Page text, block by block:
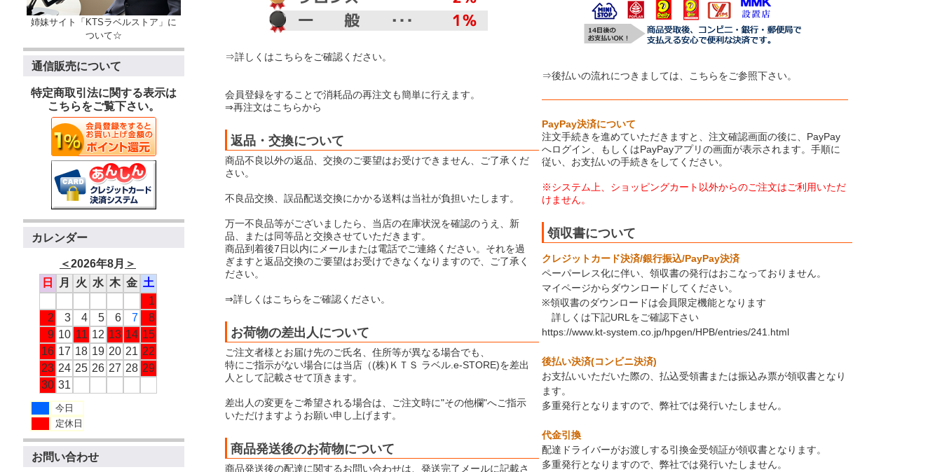
姉妹サイト「KTSラベルストア」に
ついて☆
通信販売について
特定商取引法に関する表示は
こちらをご覧下さい。
カレンダー
＜2026年8月 ＞
日
月 火 水 木 金 土
1
2
3 4 5 6 7
8
9 10 11 12 13 14 15
16 17 18 19 20 21 22
23 24 25 26 27 28 29
30 31
今日
定休日
お問い合わせ
⇒詳しくはこちらをご確認ください。
会員登録をすることで消耗品の再注文も簡単に行えます。
⇒再注文はこちらから
返品・交換について
商品不良以外の返品、交換のご要望はお受けできません、ご了承くだ
さい。
不良品交換、誤品配送交換にかかる送料は当社が負担いたします。
万一不良品等がございましたら、当店の在庫状況を確認のうえ、新
品、または同等品と交換させていただきます。
商品到着後7日以内にメールまたは電話でご連絡ください。それを過
ぎますと返品交換のご要望はお受けできなくなりますので、ご了承く
ださい。
⇒詳しくはこちらをご確認ください。
お荷物の差出人について
ご注文者様とお届け先のご氏名、住所等が異なる場合でも、
特にご指示がない場合には当店（(株)ＫＴＳ ラベル.e-STORE)を差出
人として記載させて頂きます。
差出人の変更をご希望される場合は、ご注文時に"その他欄"へご指示
いただけますようお願い申し上げます。
商品発送後のお荷物について
商品発送後の配達に関するお問い合わせは、発送完了メールに記載さ
⇒後払いの流れにつきましては、こちらをご参照下さい。
PayPay決済について
注文手続きを進めていただきますと、注文確認画面の後に、PayPay
へログイン、もしくはPayPayアプリの画面が表示されます。手順に
従い、お支払いの手続きをしてください。
※システム上、ショッピングカート以外からのご注文はご利用いただ
けません。
領収書について
クレジットカード決済/銀行振込/PayPay決済
ペーパーレス化に伴い、領収書の発行はおこなっておりません。
マイページからダウンロードしてください。
※領収書のダウンロードは会員限定機能となります
詳しくは下記URLをご確認下さい
https://www.kt-system.co.jp/hpgen/HPB/entries/241.html
後払い決済(コンビニ決済)
お支払いいただいた際の、払込受領書または振込み票が領収書となり
ます。
多重発行となりますので、弊社では発行いたしません。
代金引換
配達ドライバーがお渡しする引換金受領証が領収書となります。
多重発行となりますので、弊社では発行いたしません。